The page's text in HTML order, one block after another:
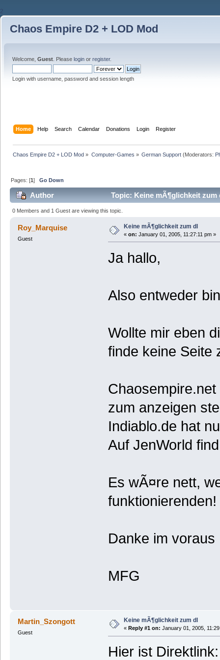
2
Chaos Empire D2 + LOD Mod
Welcome, Guest . Please login or register.
Login with username, password and session length
Home Help Search Calendar Donations Login Register
Chaos Empire D2 + LOD Mod » Computer-Games » German Support(Moderators:
Pages: [1]Go Down
Author Topic: Keine mÃ¶glichkeit zum
0 Members and 1 Guest are viewing this topic.
Roy_Marquise
Guest
Keine mÃ¶glichkeit zum dl
« on: January 01, 2005, 11:27:11 pm »
Ja hallo,
Also entweder
Wollte mir eben
finde keine
zum anzeigen
Indiablo.de hat
Auf JenWorld
Es wÃ¤re nett,
Danke im voraus
MFG
Martin_Szongott
Guest
Keine mÃ¶glichkeit zum dl
« Reply #1 on: January 01, 2005,
Hier ist